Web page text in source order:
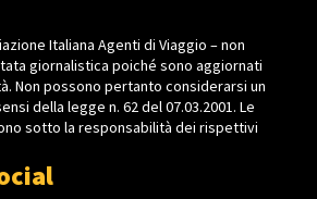
Italiana Agenti di Viaggio – non
giornalistica poiché sono aggiornati
Non possono pertanto considerarsi un
della legge n. 62 del 07.03.2001. Le
sotto la responsabilità dei rispettivi